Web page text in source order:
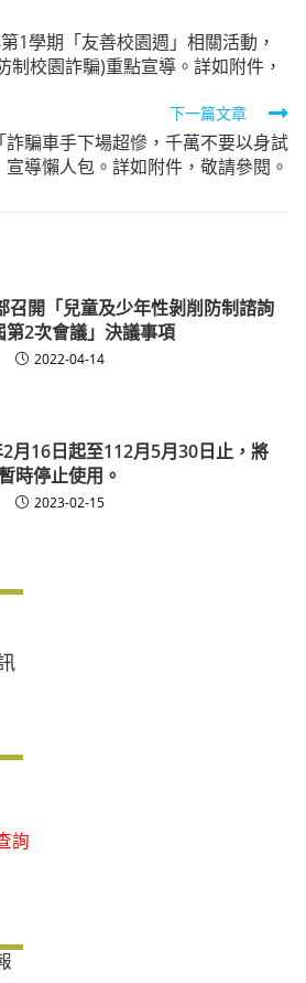
1學期「友善校園週」相關活動，
制校園詐騙)重點宣導。詳如附件，
下一篇文章
騙車手下場超慘，千萬不要以身試
宣導懶人包。詳如附件，敬請參閱。
召開「兒童及少年性剝削防制諮詢
第2次會議」決議事項
2022-04-14
月16日起至112月5月30日止，將
時停止使用。
2023-02-15
詢